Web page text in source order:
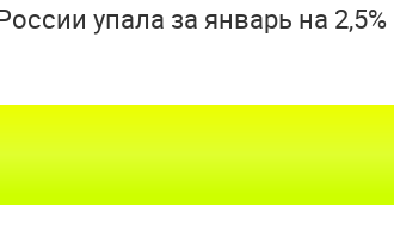
упала за январь на 2,5%